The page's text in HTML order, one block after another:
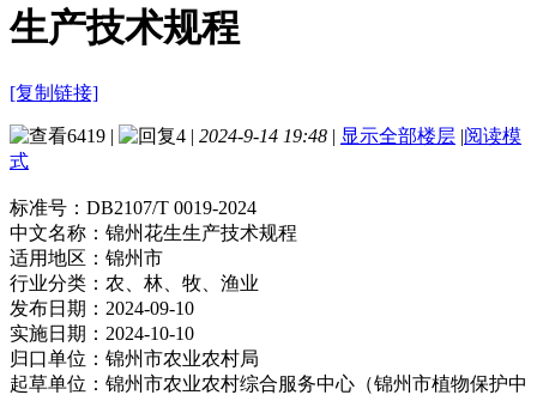
生产技术规程
[复制链接]
6419 | 4 | 2024-9-14 19:48 | 显示全部楼层 |阅读模
式
标准号： DB2107/T 0019-2024
中文名称： 锦州花生生产技术规程
适用地区： 锦州市
行业分类： 农、林、牧、渔业
发布日期： 2024-09-10
实施日期： 2024-10-10
归口单位： 锦州市农业农村局
起草单位： 锦州市农业农村综合服务中心（锦州市植物保护中